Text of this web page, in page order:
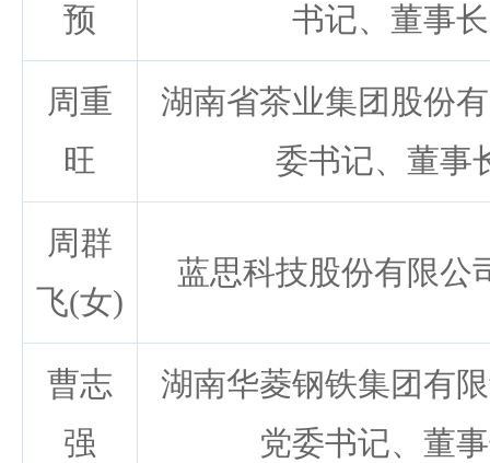
预
书记、董事长
周重
旺
湖南省茶业集团股份
委书记、董事
周群
飞(女)
蓝思科技股份有限公
曹志
强
湖南华菱钢铁集团有
党委书记、董